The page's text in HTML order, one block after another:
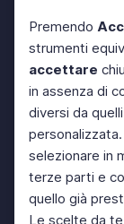
Premendo
strumenti
accettare
in assenza di
diversi da
selezionare in
terze parti e
quello già
Le scelte da